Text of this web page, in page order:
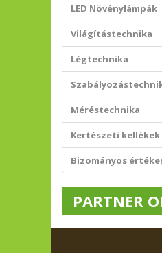
LED Növénylámpák
Világítástechnika
Légtechnika
Méréstechnika
Kertészeti kellékek
Bizományos
PARTNER